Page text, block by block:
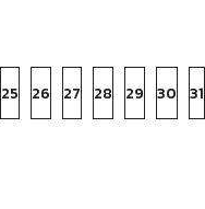
25 26 27 28 29 30 31